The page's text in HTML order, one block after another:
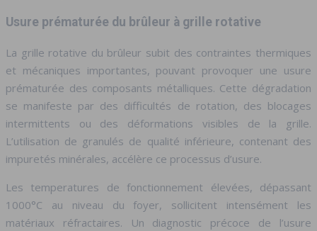
Usure prématurée du brûleur à grille rotative
La grille rotative du brûleur subit des contraintes thermiques
et mécaniques importantes, pouvant provoquer une usure
prématurée des composants métalliques. Cette dégradation
se manifeste par des difficultés de rotation, des blocages
intermittents ou des déformations visibles de la grille.
L’utilisation de granulés de qualité inférieure, contenant des
impuretés minérales, accélère ce processus d’usure.
Les temperatures de fonctionnement élevées, dépassant
1000°C au niveau du foyer, sollicitent intensément les
matériaux réfractaires. Un diagnostic précoce de l’usure